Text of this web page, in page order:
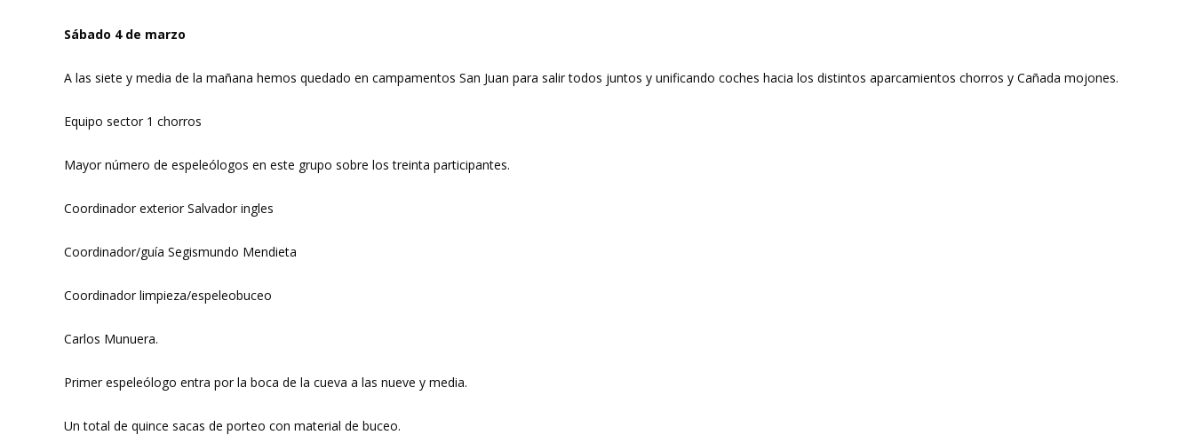
Sábado 4 de marzo
A las siete y media de la mañana hemos quedado en campamentos San Juan para salir todos juntos y unificando coches hacia los distintos aparcamientos chorros y Cañada mojones.
Equipo sector 1 chorros
Mayor número de espeleólogos en este grupo sobre los treinta participantes.
Coordinador exterior Salvador ingles
Coordinador/guía Segismundo Mendieta
Coordinador limpieza/espeleobuceo
Carlos Munuera.
Primer espeleólogo entra por la boca de la cueva a las nueve y media.
Un total de quince sacas de porteo con material de buceo.